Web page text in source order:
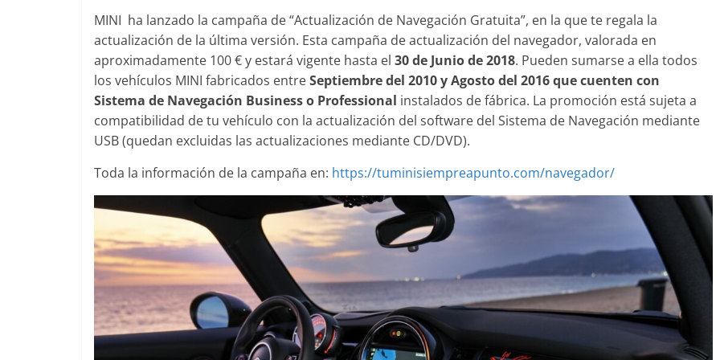
MINI ha lanzado la campaña de “Actualización de Navegación Gratuita”, en la que te regala la
actualización de la última versión. Esta campaña de actualización del navegador, valorada en
aproximadamente 100 € y estará vigente hasta el 30 de Junio de 2018. Pueden sumarse a ella todos
los vehículos MINI fabricados entreSeptiembre del 2010 y Agosto del 2016 que cuenten con
Sistema de Navegación Business o Professional instalados de fábrica. La promoción está sujeta a
compatibilidad de tu vehículo con la actualización del software del Sistema de Navegación mediante
USB (quedan excluidas las actualizaciones mediante CD/DVD).
Toda la información de la campaña en: https://tuminisiempreapunto.com/navegador/
Audi RS6: 20 años de
deportividad
25 de julio de 2022 mospotter84 0
Clásicos
BMW Serie 7: lujo desde
1977
28 de junio de 2022 mospotter84
Clásicos
20 años del Porsche
Cayenne
50 años del Mercedes-Benz
ESF 13: un experimento de
Seguridad Vídeo
El Mazda CX-5 2022 logra la
máxima nota en las pruebas
de seguridad del IIHS
11 de noviembre de 2021
mospotter84